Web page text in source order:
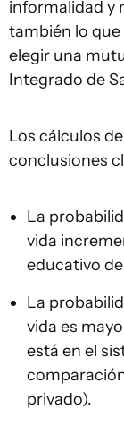
informalidad y
también lo
elegir una
Integrado de
Los cálculos
conclusiones
La
vida
educativo
La
vida es
está en el
privado).